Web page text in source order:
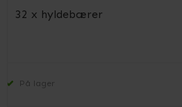
32 x hyldebærer
På lager